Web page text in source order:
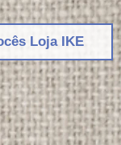
Loja IKE